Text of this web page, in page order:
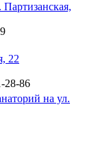
Партизанская,
22
28-86
на ул.